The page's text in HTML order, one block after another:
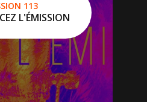
113
L'ÉMISSION